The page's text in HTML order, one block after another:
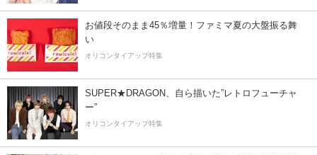
お値段そのまま45％増量！ファミマ夏の大盤振る舞
い
オリコンタイアップ特集
SUPER★DRAGON、自ら描いた”レトロフューチャ
ー”
オリコンタイアップ特集